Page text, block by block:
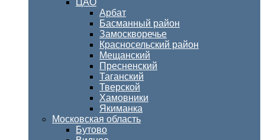
ЦАО
Арбат
Басманный район
Замоскворечье
Красносельский район
Мещанский
Пресненский
Таганский
Тверской
Хамовники
Якиманка
Московская область
Бутово